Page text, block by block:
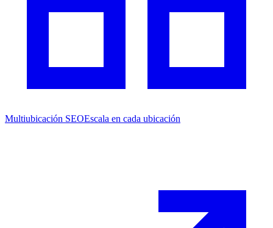
Multiubicación SEOEscala en cada ubicación